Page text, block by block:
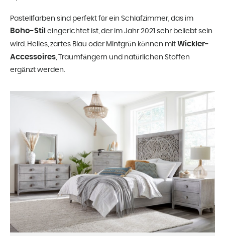
Pastellfarben sind perfekt für ein Schlafzimmer, das im
Boho-Stil eingerichtet ist, der im Jahr 2021 sehr beliebt sein
wird. Helles, zartes Blau oder Mintgrün können mit Wickler-
Accessoires, Traumfängern und natürlichen Stoffen
ergänzt werden.